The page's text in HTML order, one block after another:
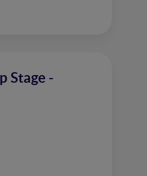
Stage -